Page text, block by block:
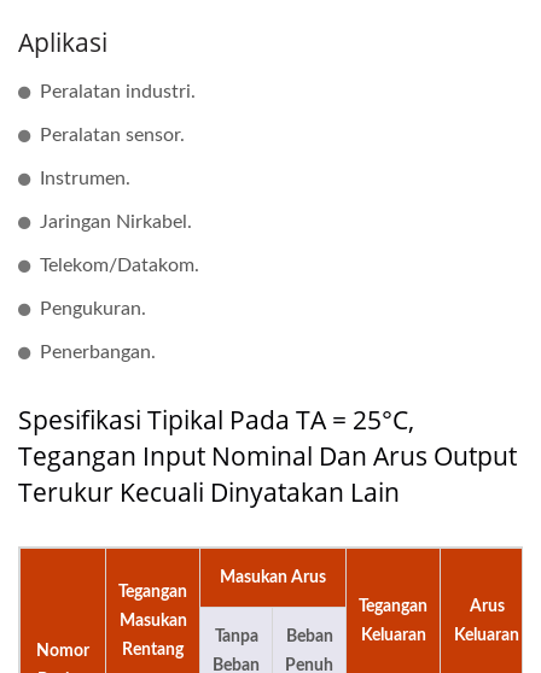
Aplikasi
Peralatan industri.
Peralatan sensor.
Instrumen.
Jaringan Nirkabel.
Telekom/Datakom.
Pengukuran.
Penerbangan.
Spesifikasi Tipikal Pada TA = 25°C,
Tegangan Input Nominal Dan Arus Output
Terukur Kecuali Dinyatakan Lain
Nomor
Tegangan
Masukan
Rentang
Masukan Arus
Tegangan
Keluaran
Arus
Keluaran
Tanpa
Beban
Beban
Penuh